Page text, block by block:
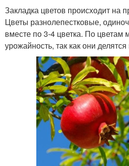
Закладка цветов происходит на
Цветы разнолепестковые,
вместе по 3-4 цветка. По цветам
урожайность, так как они